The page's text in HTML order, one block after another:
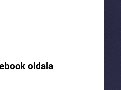
oldala